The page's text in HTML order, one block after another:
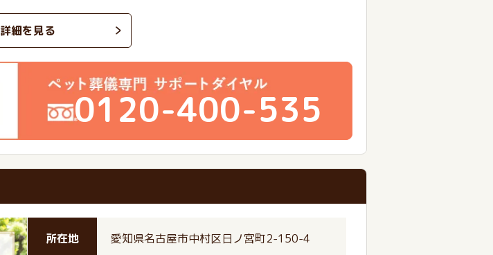
詳細を見る
0120-400-535
所在地 愛知県名古屋市中村区日ノ宮町2-150-4